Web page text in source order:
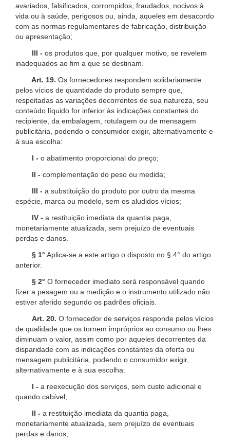
avariados, falsificados, corrompidos, fraudados, nocivos à
vida ou à saúde, perigosos ou, ainda, aqueles em desacordo
com as normas regulamentares de fabricação, distribuição
ou apresentação;
III - os produtos que, por qualquer motivo, se revelem
inadequados ao fim a que se destinam.
Art. 19. Os fornecedores respondem solidariamente
pelos vícios de quantidade do produto sempre que,
respeitadas as variações decorrentes de sua natureza, seu
conteúdo líquido for inferior às indicações constantes do
recipiente, da embalagem, rotulagem ou de mensagem
publicitária, podendo o consumidor exigir, alternativamente e
à sua escolha:
I - o abatimento proporcional do preço;
II - complementação do peso ou medida;
III - a substituição do produto por outro da mesma
espécie, marca ou modelo, sem os aludidos vícios;
IV - a restituição imediata da quantia paga,
monetariamente atualizada, sem prejuízo de eventuais
perdas e danos.
§ 1° Aplica-se a este artigo o disposto no § 4° do artigo
anterior.
§ 2° O fornecedor imediato será responsável quando
fizer a pesagem ou a medição e o instrumento utilizado não
estiver aferido segundo os padrões oficiais.
Art. 20. O fornecedor de serviços responde pelos vícios
de qualidade que os tornem impróprios ao consumo ou lhes
diminuam o valor, assim como por aqueles decorrentes da
disparidade com as indicações constantes da oferta ou
mensagem publicitária, podendo o consumidor exigir,
alternativamente e à sua escolha:
I - a reexecução dos serviços, sem custo adicional e
quando cabível;
II - a restituição imediata da quantia paga,
monetariamente atualizada, sem prejuízo de eventuais
perdas e danos;